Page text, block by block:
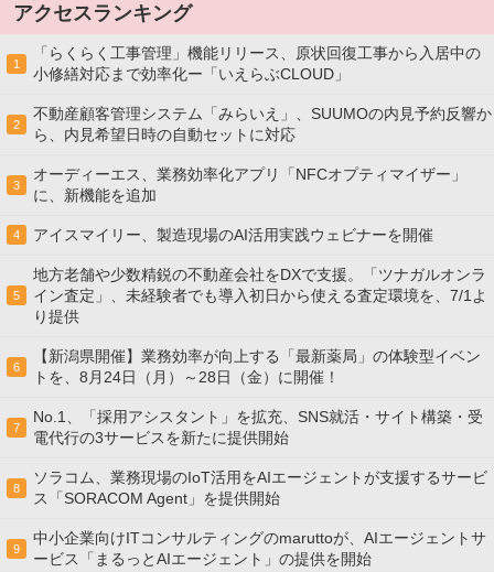
アクセスランキング
1
「らくらく工事管理」機能リリース、原状回復工事から入居中の
小修繕対応まで効率化ー「いえらぶCLOUD」
2
不動産顧客管理システム「みらいえ」、SUUMOの内見予約反響か
ら、内見希望日時の自動セットに対応
3
オーディーエス、業務効率化アプリ「NFCオプティマイザー」
に、新機能を追加
4 アイスマイリー、製造現場のAI活用実践ウェビナーを開催
5
地方老舗や少数精鋭の不動産会社をDXで支援。「ツナガルオンラ
イン査定」、未経験者でも導入初日から使える査定環境を、7/1よ
り提供
6
【新潟県開催】業務効率が向上する「最新薬局」の体験型イベン
トを、8月24日（月）～28日（金）に開催！
7
No.1、「採用アシスタント」を拡充、SNS就活・サイト構築・受
電代行の3サービスを新たに提供開始
8
ソラコム、業務現場のIoT活用をAIエージェントが支援するサービ
ス「SORACOM Agent」を提供開始
9
中小企業向けITコンサルティングのmaruttoが、AIエージェントサ
ービス「まるっとAIエージェント」の提供を開始